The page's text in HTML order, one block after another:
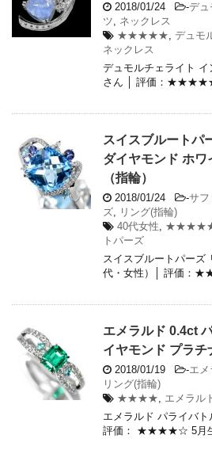
2018/01/24 -デュ
ツ, ネックレス
★★★★★, デュモ
ネックレス
デュモルチェライト
さん │ 評価：
スイスブルートパ
ダイヤモンド ホ
（指輪）
2018/01/24 -サフ
ズ, リング(指輪)
40代女性,
トパーズ
スイスブルートパーズ
代・女性）│ 評価
エメラルド 0.4ct
イヤモンド プラチ
2018/01/19 -エメ
リング(指輪)
★★★★, エメラル
エメラルド パライバト
評価： ★★★★☆ 5月